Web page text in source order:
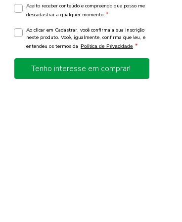
Aceito receber conteúdo e compreendo que posso me
descadastrar a qualquer momento. *
Ao clicar em Cadastrar, você confirma a sua inscrição
neste produto. Você, igualmente, confirma que leu, e
entendeu os termos da Política de Privacidade *
Tenho interesse em comprar!